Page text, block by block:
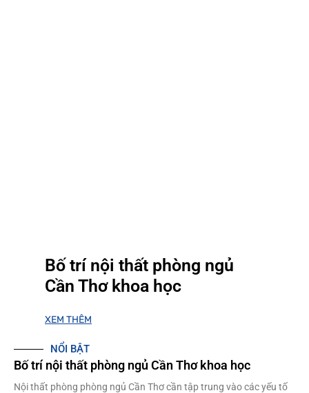
Bố trí nội thất phòng ngủ
Cần Thơ khoa học
XEM THÊM
NỔI BẬT
Bố trí nội thất phòng ngủ Cần Thơ khoa học
Nội thất phòng phòng ngủ Cần Thơ cần tập trung vào các yếu tố